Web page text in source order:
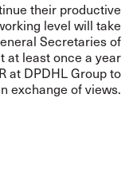
their productive
level will take
Secretaries of
at least once a year
at DPDHL Group to
exchange of views.